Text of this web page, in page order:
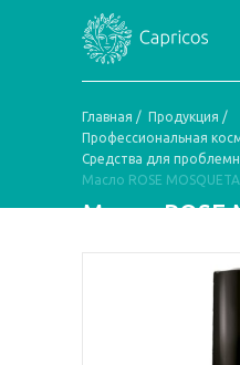
Главная / Продукция /
Профессиональная
Средства для
Масло ROSE MOSQUETA
Масло ROSE